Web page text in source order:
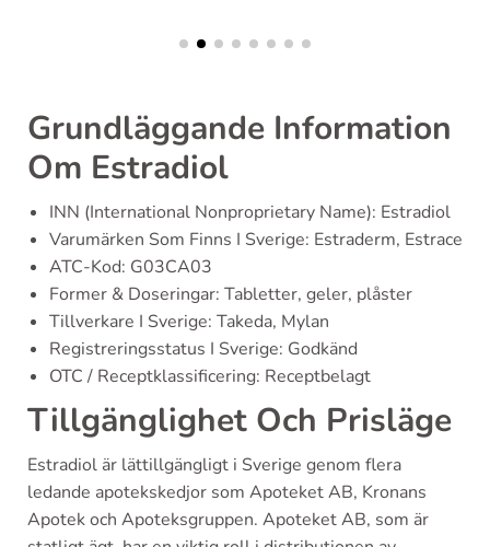
Grundläggande Information
Om Estradiol
INN (International Nonproprietary Name): Estradiol
Varumärken Som Finns I Sverige: Estraderm, Estrace
ATC-Kod: G03CA03
Former & Doseringar: Tabletter, geler, plåster
Tillverkare I Sverige: Takeda, Mylan
Registreringsstatus I Sverige: Godkänd
OTC / Receptklassificering: Receptbelagt
Tillgänglighet Och Prisläge
Estradiol är lättillgängligt i Sverige genom flera
ledande apotekskedjor som Apoteket AB, Kronans
Apotek och Apoteksgruppen. Apoteket AB, som är